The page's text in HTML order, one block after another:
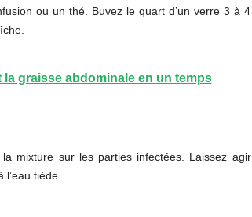
ou un thé. Buvez le quart d’un verre 3 à 4
graisse abdominale en un temps
mixture sur les parties infectées. Laissez agir
tiède.